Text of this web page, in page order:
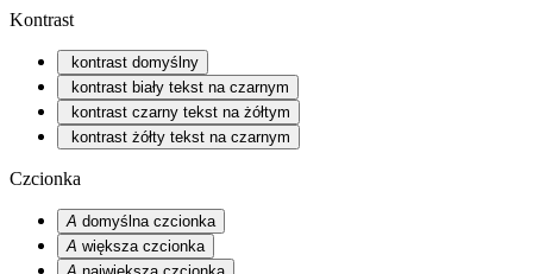
Kontrast
kontrast domyślny
kontrast biały tekst na czarnym
kontrast czarny tekst na żółtym
kontrast żółty tekst na czarnym
Czcionka
A domyślna czcionka
A większa czcionka